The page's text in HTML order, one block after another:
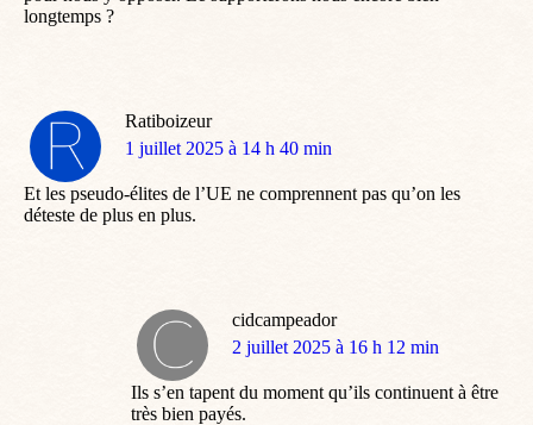
longtemps ?
Ratiboizeur
dit
1 juillet 2025 à 14 h 40 min
Et les pseudo-élites de l’UE ne comprennent pas qu’on les
déteste de plus en plus.
cidcampeador
dit
2 juillet 2025 à 16 h 12 min
Ils s’en tapent du moment qu’ils continuent à être
très bien payés.